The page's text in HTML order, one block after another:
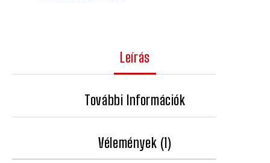
Leírás
További Információk
Vélemények (1)